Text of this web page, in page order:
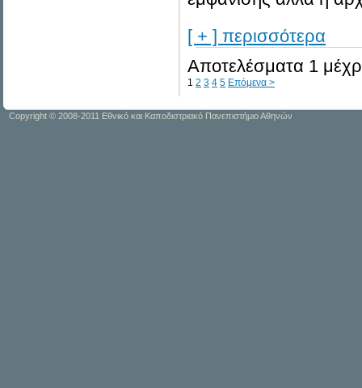
[ + ] περισσότερα
Αποτελέσματα 1
1 2 3 4 5 Επόμενα >
Copyright © 2008-2011 Εθνικό και Καποδιστριακό Πανεπιστήμιο Αθηνών